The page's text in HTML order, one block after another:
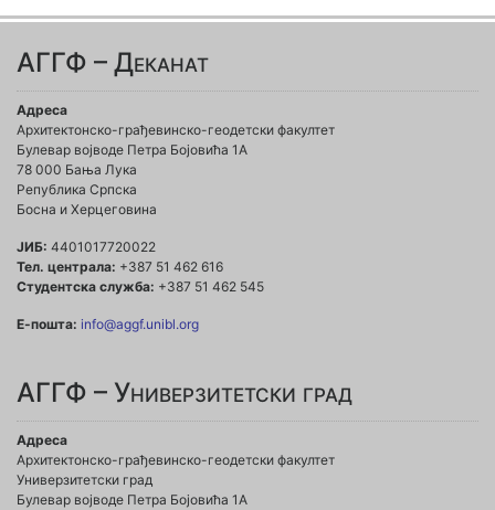
АГГФ – Деканат
Адреса
Архитектонско-грађевинско-геодетски факултет
Булевар војводе Петра Бојовића 1A
78 000 Бања Лука
Република Српска
Босна и Херцеговина
ЈИБ: 4401017720022
Тел. централа: +387 51 462 616
Студентска служба: +387 51 462 545
Е-пошта: info@aggf.unibl.org
АГГФ – Универзитетски град
Адреса
Архитектонско-грађевинско-геодетски факултет
Универзитетски град
Булевар војводе Петра Бојовића 1A